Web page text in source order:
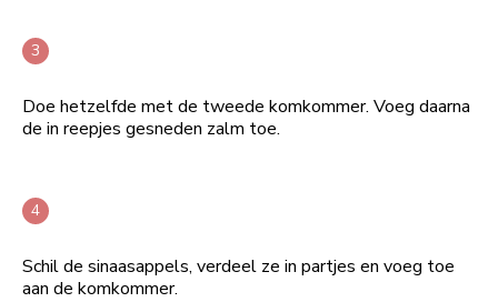
Doe hetzelfde met de tweede komkommer. Voeg daarna
de in reepjes gesneden zalm toe.
Schil de sinaasappels, verdeel ze in partjes en voeg toe
aan de komkommer.